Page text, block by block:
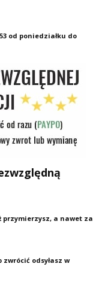
od poniedziałku do
przymierzysz, a nawet za
odsyłasz w